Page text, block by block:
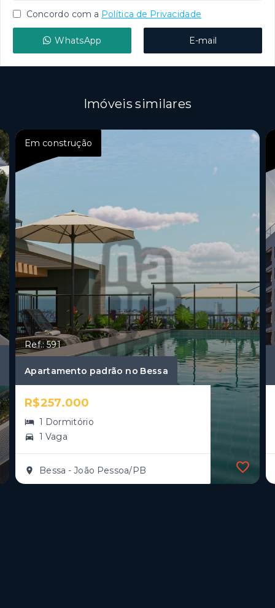
Concordo com a Política de Privacidade
WhatsApp E-mail
Imóveis similares
Em construção
Ref.: 591
Apartamento padrão no Bessa
R$257.000
1 Dormitório
1 Vaga
Bessa - João Pessoa/PB